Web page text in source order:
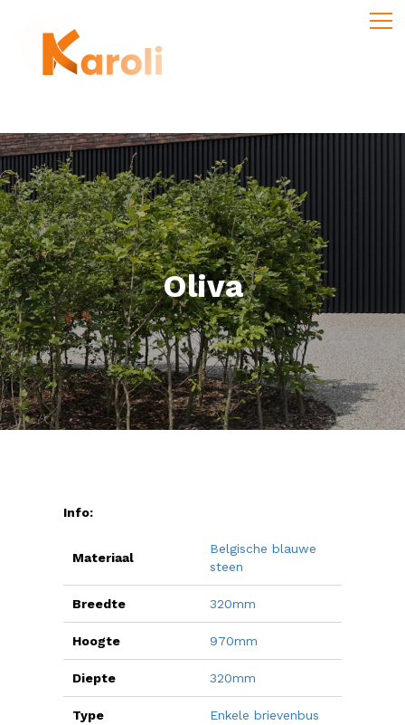
Oliva
Info:
Materiaal
Belgische blauwe
steen
Breedte 320mm
Hoogte 970mm
Diepte 320mm
Type Enkele brievenbus